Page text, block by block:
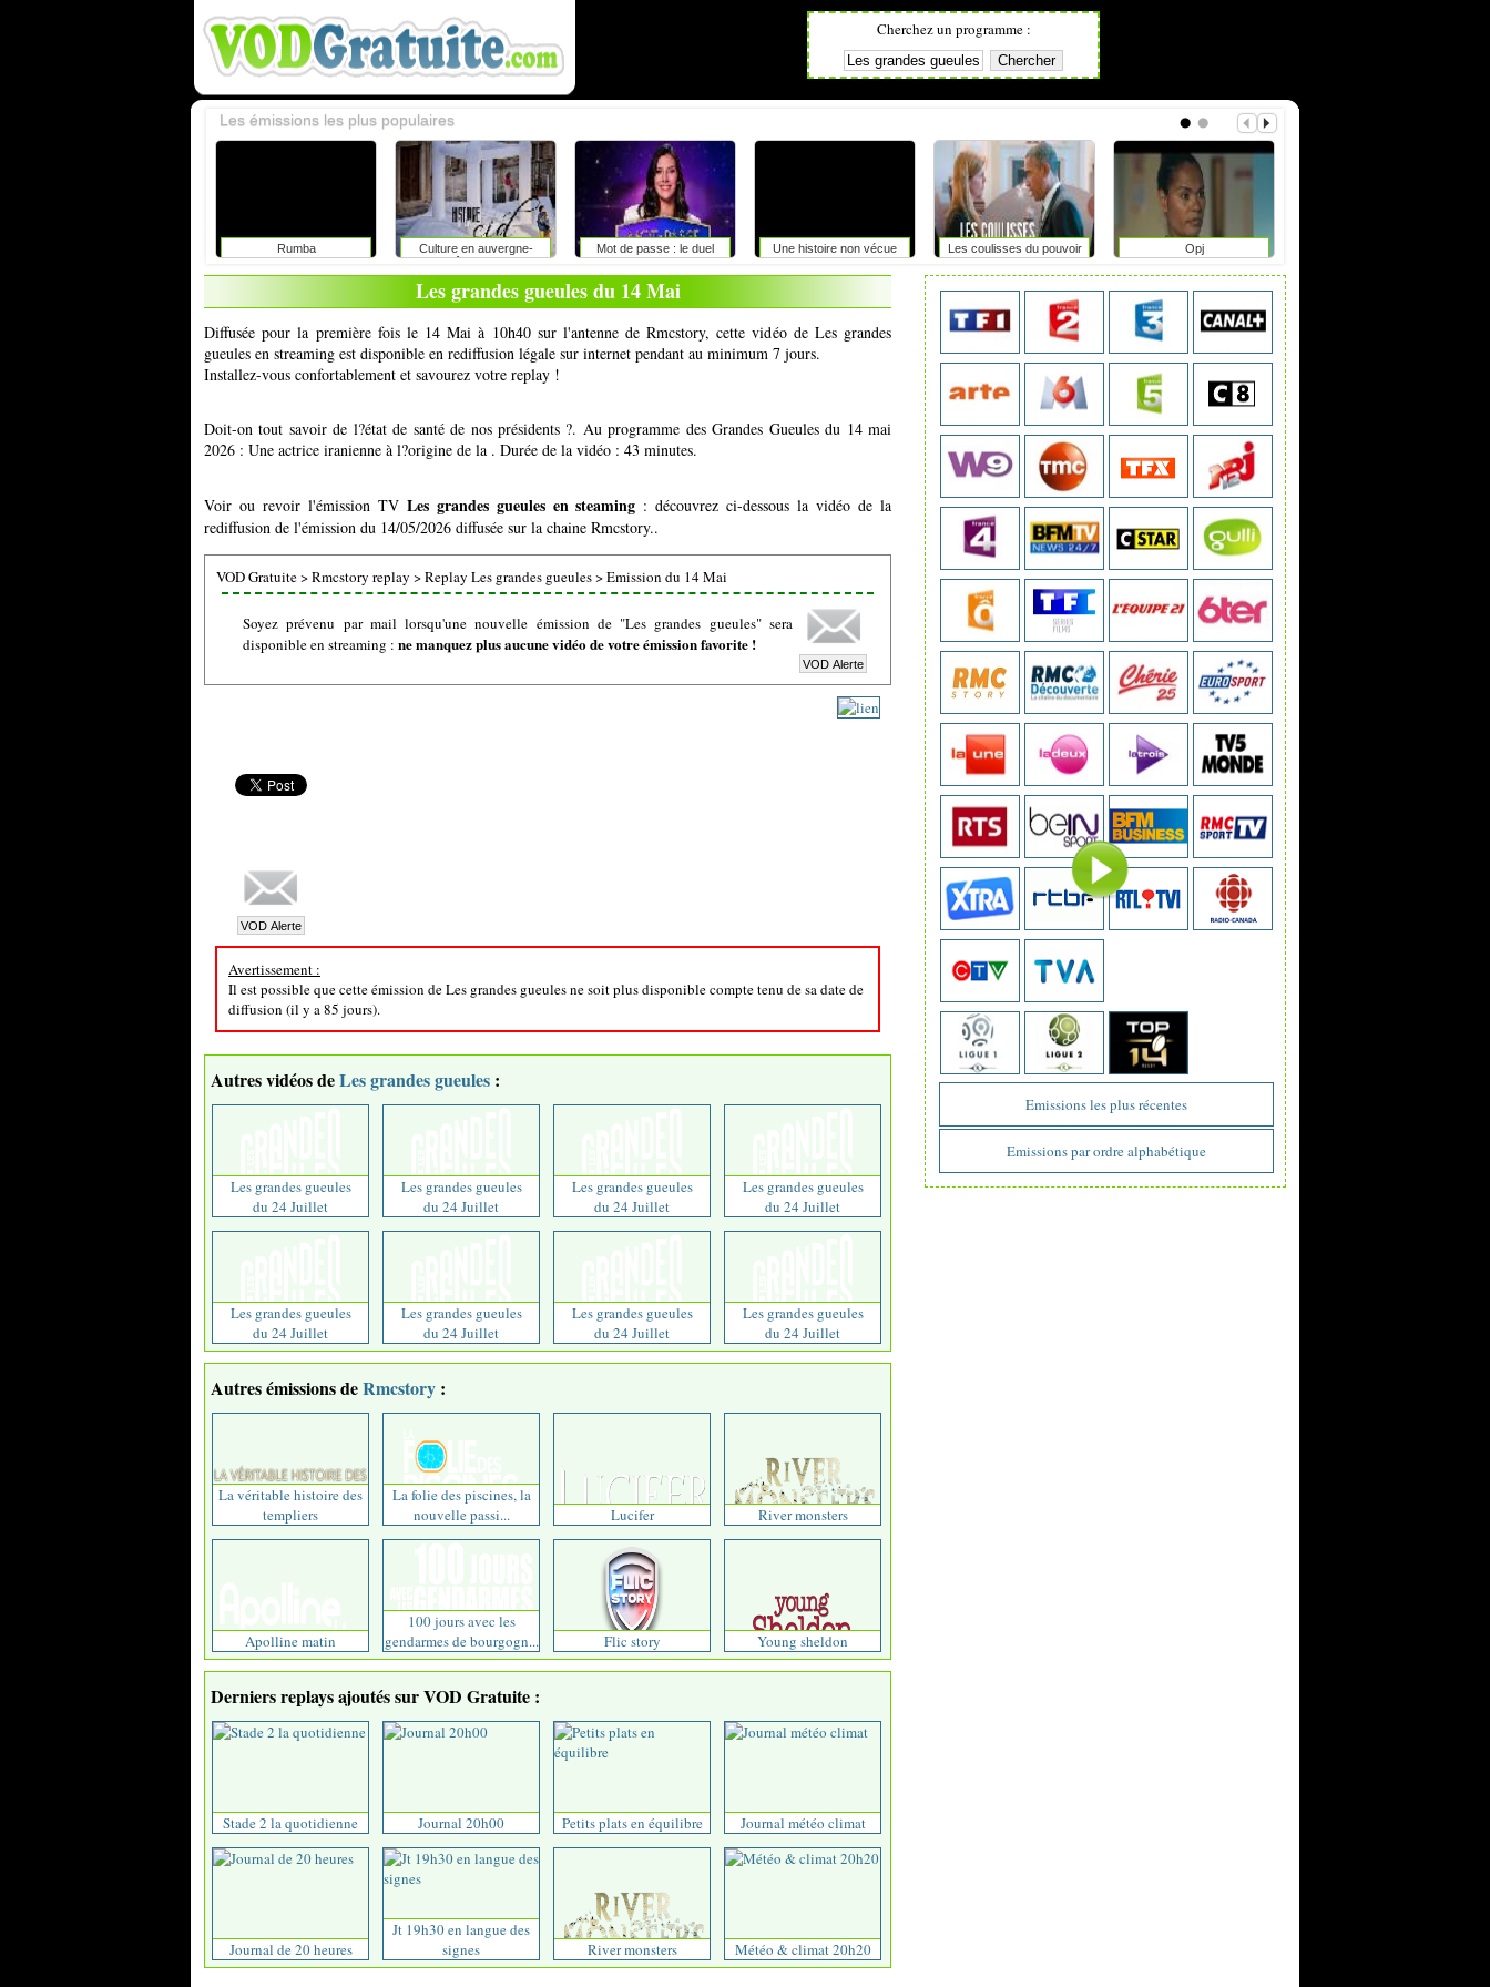
Cherchez un programme :
Rumba
Culture en auvergne-
rhône-alpes
Mot de passe : le duel Une histoire non vécue Les coulisses du pouvoir Opj
Les émissions les plus populaires
Emissions les plus récentes
Emissions par ordre alphabétique
Les grandes gueules du 14 Mai
Diffusée pour la première fois le 14 Mai à 10h40 sur l'antenne de Rmcstory, cette vidéo de Les grandes
gueules en streaming est disponible en rediffusion légale sur internet pendant au minimum 7 jours.
Installez-vous confortablement et savourez votre replay !
Doit-on tout savoir de l?état de santé de nos présidents ?. Au programme des Grandes Gueules du 14 mai
2026 : Une actrice iranienne à l?origine de la . Durée de la vidéo : 43 minutes.
Voir ou revoir l'émission TV Les grandes gueules en steaming : découvrez ci-dessous la vidéo de la
rediffusion de l'émission du 14/05/2026 diffusée sur la chaine Rmcstory..
VOD Gratuite>Rmcstory replay >Replay Les grandes gueules>Emission du 14 Mai
Soyez prévenu par mail lorsqu'une nouvelle émission de "Les grandes gueules" sera
disponible en streaming : ne manquez plus aucune vidéo de votre émission favorite !
Avertissement :
Il est possible que cette émission de Les grandes gueules ne soit plus disponible compte tenu de sa date de
diffusion (il y a 85 jours).
Autres vidéos deLes grandes gueules :
Les grandes gueules
du 24 Juillet
Les grandes gueules
du 24 Juillet
Les grandes gueules
du 24 Juillet
Les grandes gueules
du 24 Juillet
Les grandes gueules
du 24 Juillet
Les grandes gueules
du 24 Juillet
Les grandes gueules
du 24 Juillet
Les grandes gueules
du 24 Juillet
Autres émissions deRmcstory :
La véritable histoire des
templiers
La folie des piscines, la
nouvelle passi...
Lucifer River monsters
Apolline matin
100 jours avec les
gendarmes de bourgogn...
Flic story Young sheldon
Derniers replays ajoutés sur VOD Gratuite :
Stade 2 la quotidienne Journal 20h00 Petits plats en équilibre Journal météo climat
Journal de 20 heures
Jt 19h30 en langue des
signes
River monsters Météo & climat 20h20